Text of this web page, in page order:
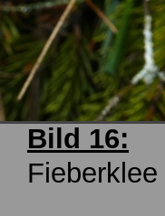
Bild 16:
Fieberklee